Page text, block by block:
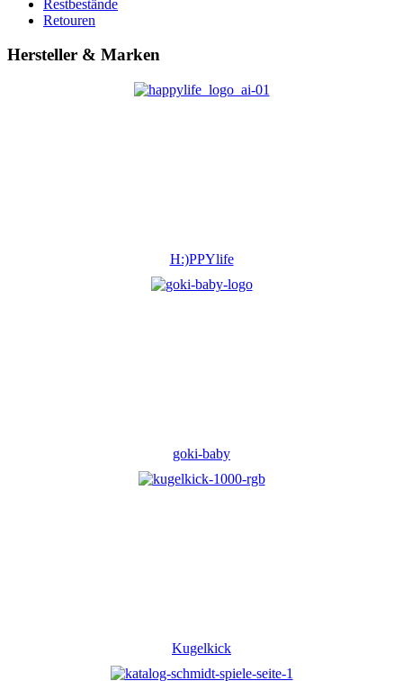
Restbestände
Retouren
Hersteller & Marken
H:)PPYlife
goki-baby
Kugelkick